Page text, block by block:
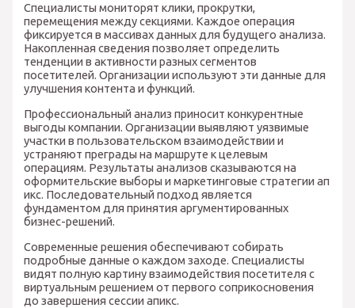
Специалисты мониторят клики, прокрутки,
перемещения между секциями. Каждое операция
фиксируется в массивах данных для будущего анализа.
Накопленная сведения позволяет определить
тенденции в активности разных сегментов
посетителей. Организации используют эти данные для
улучшения контента и функций.
Профессиональный анализ приносит конкурентные
выгоды компании. Организации выявляют уязвимые
участки в пользовательском взаимодействии и
устраняют преграды на маршруте к целевым
операциям. Результаты анализов сказываются на
оформительские выборы и маркетинговые стратегии ап
икс. Последовательный подход является
фундаментом для принятия аргументированных
бизнес-решений.
Современные решения обеспечивают собирать
подробные данные о каждом заходе. Специалисты
видят полную картину взаимодействия посетителя с
виртуальным решением от первого соприкосновения
до завершения сессии апикс.